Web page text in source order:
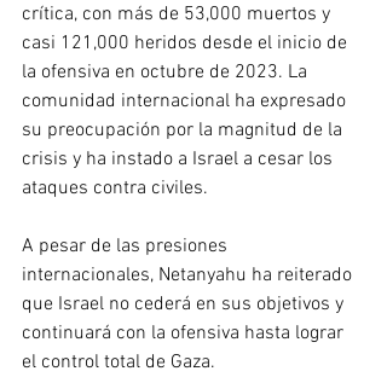
crítica, con más de 53,000 muertos y
casi 121,000 heridos desde el inicio de
la ofensiva en octubre de 2023. La
comunidad internacional ha expresado
su preocupación por la magnitud de la
crisis y ha instado a Israel a cesar los
ataques contra civiles.
A pesar de las presiones
internacionales, Netanyahu ha reiterado
que Israel no cederá en sus objetivos y
continuará con la ofensiva hasta lograr
el control total de Gaza.